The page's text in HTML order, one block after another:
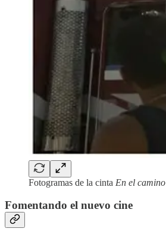
Fotogramas de la cinta En el camino
Fomentando el nuevo cine